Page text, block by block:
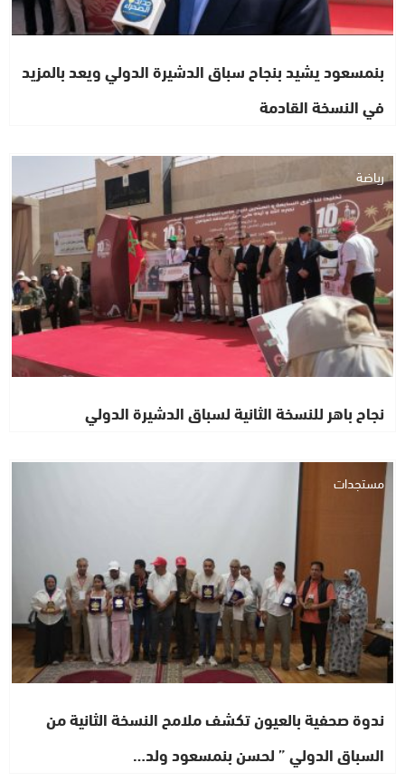
بنمسعود يشيد بنجاح سباق الدشيرة الدولي ويعد بالمزيد
في النسخة القادمة
رياضة
نجاح باهر للنسخة الثانية لسباق الدشيرة الدولي
مستجدات
ندوة صحفية بالعيون تكشف ملامح النسخة الثانية من
السباق الدولي ” لحسن بنمسعود ولد…